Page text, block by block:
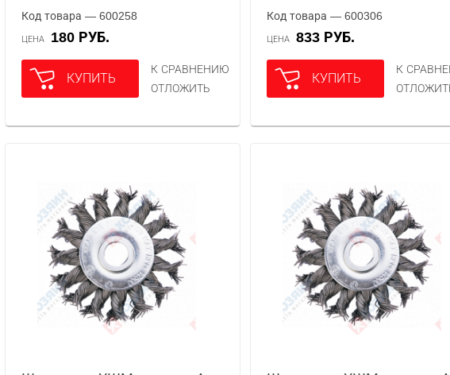
Код товара — 600258
ЦЕНА 180 РУБ.
КУПИТЬ
К СРАВНЕНИЮ
ОТЛОЖИТЬ
Код товара — 600306
ЦЕНА 833 РУБ.
КУПИТЬ
К